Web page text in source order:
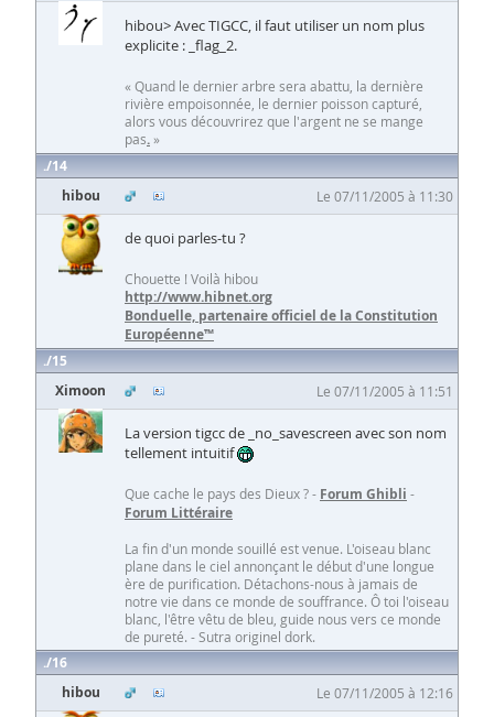
hibou> Avec TIGCC, il faut utiliser un nom plus
explicite : _flag_2.
« Quand le dernier arbre sera abattu, la dernière
rivière empoisonnée, le dernier poisson capturé,
alors vous découvrirez que l'argent ne se mange
pas.»
14
hibou
Le 07/11/2005 à 11:30
de quoi parles-tu ?
Chouette ! Voilà hibou
http://www.hibnet.org
Bonduelle, partenaire officiel de la Constitution
Européenne™
15
Ximoon
Le 07/11/2005 à 11:51
La version tigcc de _no_savescreen avec son nom
tellement intuitif
Que cache le pays des Dieux ? - Forum Ghibli -
Forum Littéraire
La fin d'un monde souillé est venue. L'oiseau blanc
plane dans le ciel annonçant le début d'une longue
ère de purification. Détachons-nous à jamais de
notre vie dans ce monde de souffrance. Ô toi l'oiseau
blanc, l'être vêtu de bleu, guide nous vers ce monde
de pureté. - Sutra originel dork.
16
hibou
Le 07/11/2005 à 12:16